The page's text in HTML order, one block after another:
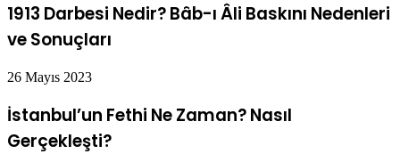
1913 Darbesi Nedir? Bâb-ı Âli Baskını Nedenleri
ve Sonuçları
26 Mayıs 2023
İstanbul’un Fethi Ne Zaman? Nasıl
Gerçekleşti?